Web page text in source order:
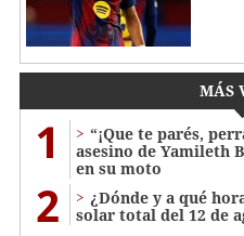
MÁS
1
“¡Que te parés,
asesino de Yamileth
en su moto
2
¿Dónde y a qué
solar total del 12 de